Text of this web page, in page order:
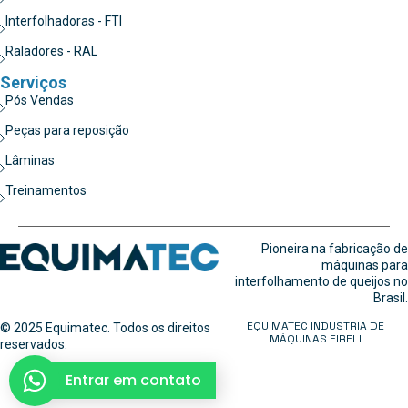
Interfolhadoras - FTI
Raladores - RAL
Serviços
Pós Vendas
Peças para reposição
Lâminas
Treinamentos
Pioneira na fabricação de
máquinas para
interfolhamento de queijos no
Brasil.
© 2025 Equimatec. Todos os direitos
reservados.
EQUIMATEC INDÚSTRIA DE
MÁQUINAS EIRELI
Entrar em contato